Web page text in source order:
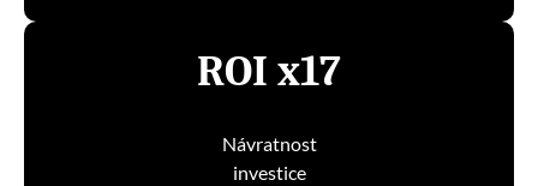
ROI x17
Návratnost
investice